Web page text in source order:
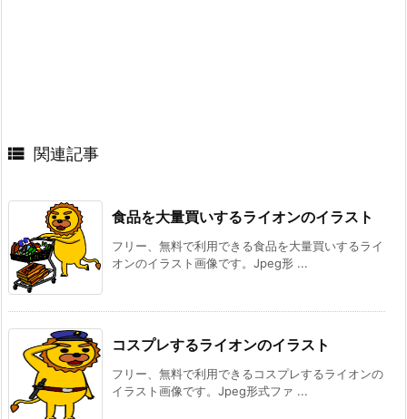
 関連記事
食品を大量買いするライオンのイラスト
フリー、無料で利用できる食品を大量買いするライ
オンのイラスト画像です。Jpeg形 ...
コスプレするライオンのイラスト
フリー、無料で利用できるコスプレするライオンの
イラスト画像です。Jpeg形式ファ ...